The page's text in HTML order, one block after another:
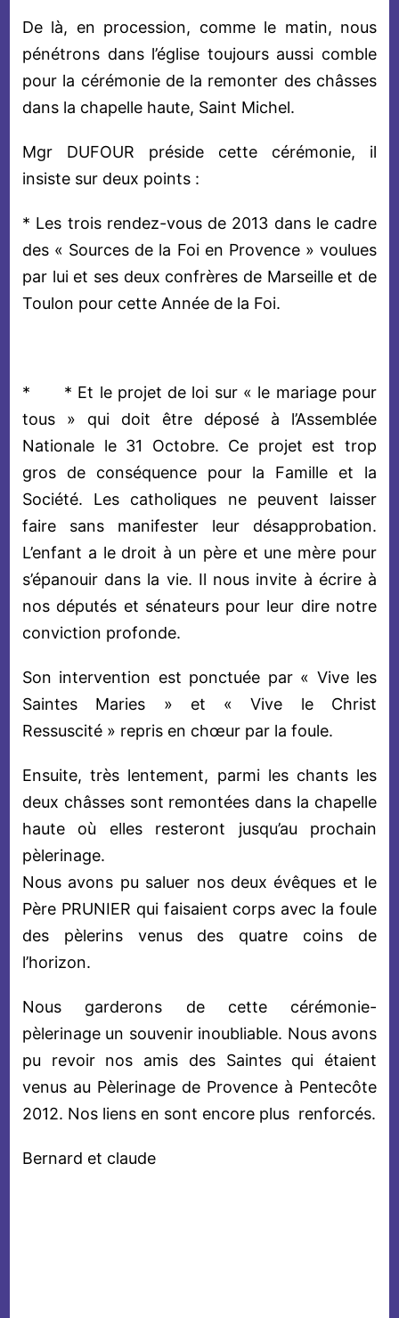
De là, en procession, comme le matin, nous
pénétrons dans l’église toujours aussi comble
pour la cérémonie de la remonter des châsses
dans la chapelle haute, Saint Michel.
Mgr DUFOUR préside cette cérémonie, il
insiste sur deux points :
* Les trois rendez-vous de 2013 dans le cadre
des « Sources de la Foi en Provence » voulues
par lui et ses deux confrères de Marseille et de
Toulon pour cette Année de la Foi.
* * Et le projet de loi sur « le mariage pour
tous » qui doit être déposé à l’Assemblée
Nationale le 31 Octobre. Ce projet est trop
gros de conséquence pour la Famille et la
Société. Les catholiques ne peuvent laisser
faire sans manifester leur désapprobation.
L’enfant a le droit à un père et une mère pour
s’épanouir dans la vie. Il nous invite à écrire à
nos députés et sénateurs pour leur dire notre
conviction profonde.
Son intervention est ponctuée par « Vive les
Saintes Maries » et « Vive le Christ
Ressuscité » repris en chœur par la foule.
Ensuite, très lentement, parmi les chants les
deux châsses sont remontées dans la chapelle
haute où elles resteront jusqu’au prochain
pèlerinage.
Nous avons pu saluer nos deux évêques et le
Père PRUNIER qui faisaient corps avec la foule
des pèlerins venus des quatre coins de
l’horizon.
Nous garderons de cette cérémonie-
pèlerinage un souvenir inoubliable. Nous avons
pu revoir nos amis des Saintes qui étaient
venus au Pèlerinage de Provence à Pentecôte
2012. Nos liens en sont encore plus renforcés.
Bernard et claude